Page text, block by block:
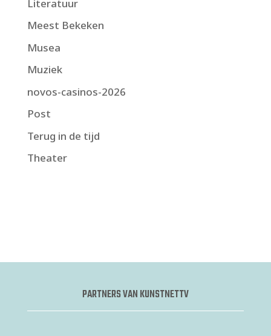
Literatuur
Meest Bekeken
Musea
Muziek
novos-casinos-2026
Post
Terug in de tijd
Theater
PARTNERS VAN KUNSTNETTV